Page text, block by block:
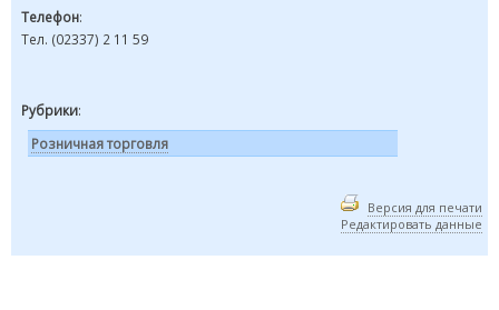
Телефон:
Тел. (02337) 2 11 59
Рубрики:
Розничная торговля
Версия для печати
Редактировать данные